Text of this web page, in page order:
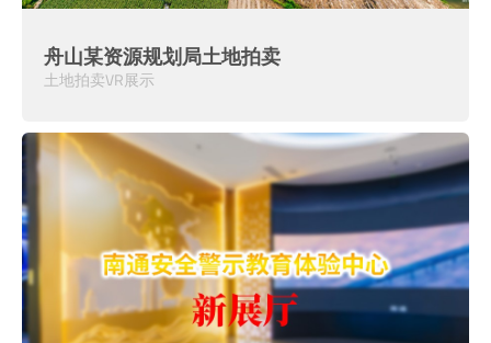
舟山某资源规划局土地拍卖
土地拍卖VR展示